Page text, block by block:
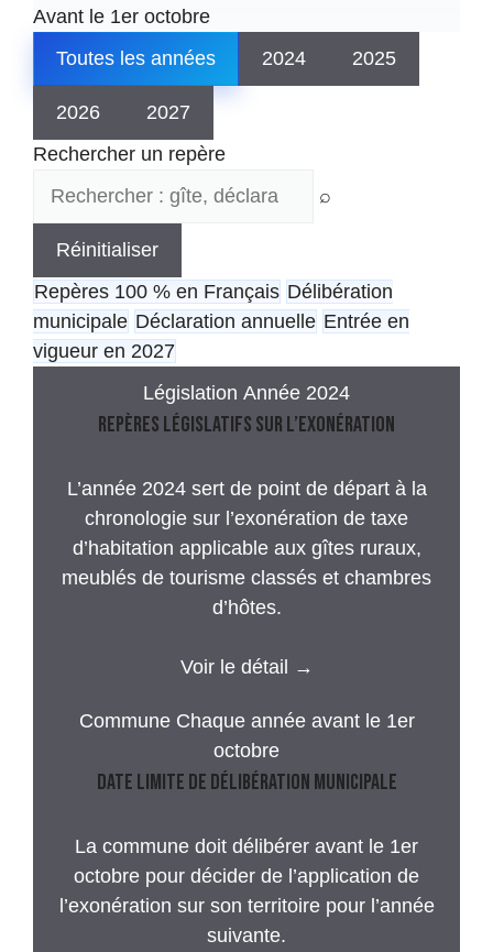
Avant le 1er octobre
Toutes les années
2024 2025
2026
2027
Rechercher un repère
⌕
Réinitialiser
Repères 100 % en Français Délibération
municipale Déclaration annuelle Entrée en
vigueur en 2027
Législation Année 2024
Repères législatifs sur l’exonération
L’année 2024 sert de point de départ à la
chronologie sur l’exonération de taxe
d’habitation applicable aux gîtes ruraux,
meublés de tourisme classés et chambres
d’hôtes.
Voir le détail →
Commune Chaque année avant le 1er
octobre
Date limite de délibération municipale
La commune doit délibérer avant le 1er
octobre pour décider de l’application de
l’exonération sur son territoire pour l’année
suivante.